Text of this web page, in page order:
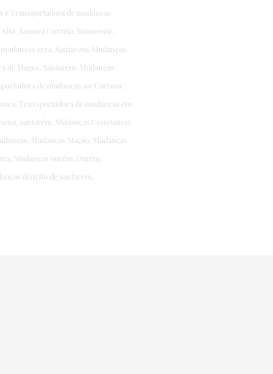
e Transportadora de mudanças
Samora Correia, Benavente,
erra, Santarém, Mudanças
de Magos, Santarém, Mudanças
de mudanças no Cartaxo,
Transportadora de mudanças em
santarém, Mudanças Constância,
Mudanças Mação, Mudanças
Mudanças ourém, Ourém,
distrito de santarém,